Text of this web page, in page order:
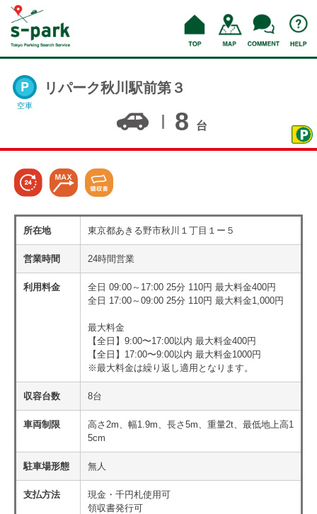
空車
リパーク秋川駅前第３
8 台
所在地 東京都あきる野市秋川１丁目１ー５
営業時間 24時間営業
利用料金
全日 09:00～17:00 25分 110円 最大料金400円
全日 17:00～09:00 25分 110円 最大料金1,000円
最大料金
【全日】9:00〜17:00以内 最大料金400円
【全日】17:00〜9:00以内 最大料金1000円
※最大料金は繰り返し適用となります。
収容台数 8台
車両制限
高さ2m、幅1.9m、長さ5m、重量2t、最低地上高1
5cm
駐車場形態 無人
支払方法
現金・千円札使用可
領収書発行可